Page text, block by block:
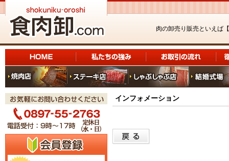
肉の卸売り販売といえば【
インフォメーション